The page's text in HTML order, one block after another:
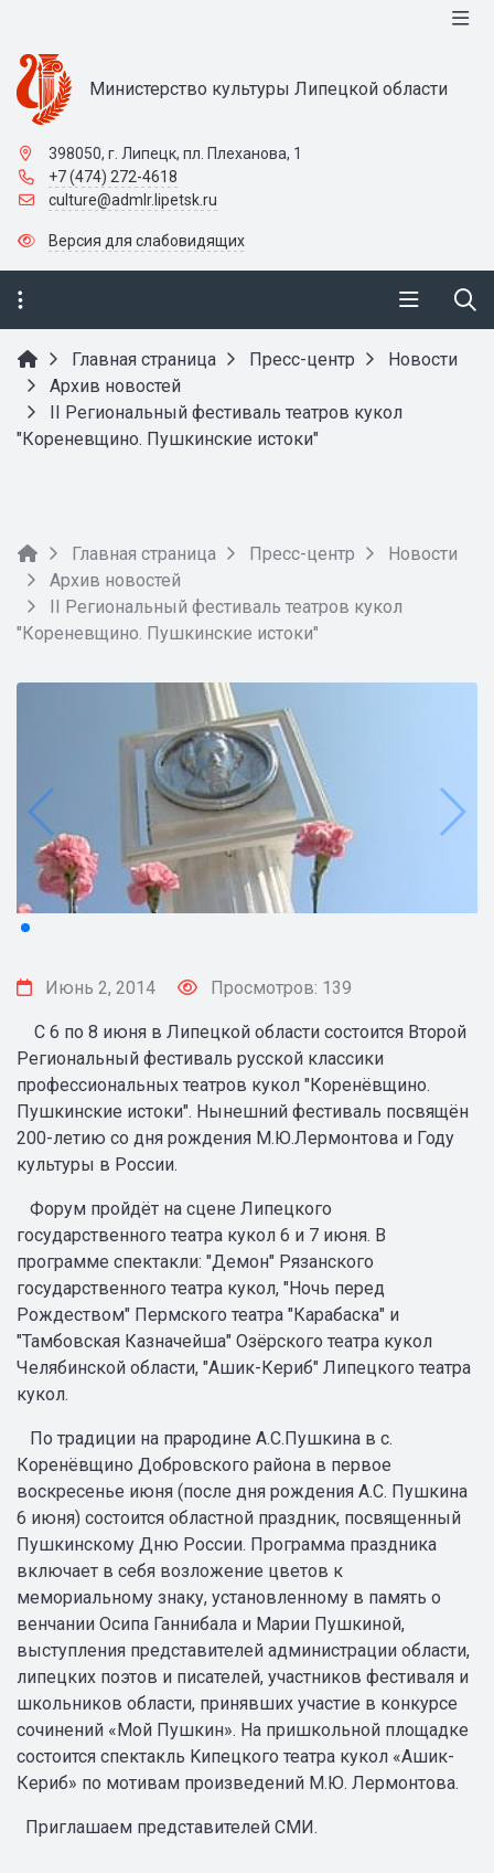
Министерство культуры Липецкой области
398050, г. Липецк, пл. Плеханова, 1
+7 (474) 272-4618
culture@admlr.lipetsk.ru
Версия для слабовидящих
Главная страница Пресс-центр
Новости
Архив новостей
II Региональный фестиваль театров кукол
"Кореневщино. Пушкинские истоки"
Главная страница Пресс-центр
Новости
Архив новостей
II Региональный фестиваль театров кукол
"Кореневщино. Пушкинские истоки"
Июнь 2, 2014 Просмотров: 139
С 6 по 8 июня в Липецкой области состоится Второй
Региональный фестиваль русской классики
профессиональных театров кукол "Коренёвщино.
Пушкинские истоки". Нынешний фестиваль посвящён
200-летию со дня рождения М.Ю.Лермонтова и Году
культуры в России.
Форум пройдёт на сцене Липецкого
государственного театра кукол 6 и 7 июня. В
программе спектакли: "Демон" Рязанского
государственного театра кукол, "Ночь перед
Рождеством" Пермского театра "Карабаска" и
"Тамбовская Казначейша" Озёрского театра кукол
Челябинской области, "Ашик-Кериб" Липецкого театра
кукол.
По традиции на прародине А.С.Пушкина в с.
Коренёвщино Добровского района в первое
воскресенье июня (после дня рождения А.С. Пушкина
6 июня) состоится областной праздник, посвященный
Пушкинскому Дню России. Программа праздника
включает в себя возложение цветов к
мемориальному знаку, установленному в память о
венчании Осипа Ганнибала и Марии Пушкиной,
выступления представителей администрации области,
липецких поэтов и писателей, участников фестиваля и
школьников области, принявших участие в конкурсе
сочинений «Мой Пушкин». На пришкольной площадке
состоится спектакль Kипецкого театра кукол «Ашик-
Кериб» по мотивам произведений М.Ю. Лермонтова.
Приглашаем представителей СМИ.